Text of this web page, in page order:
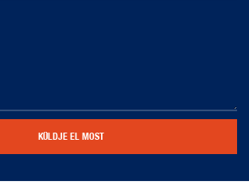
KÜLDJE EL MOST